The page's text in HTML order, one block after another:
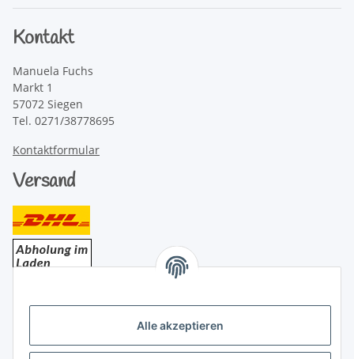
Alle akzeptieren
Kontakt
Manuela Fuchs
Markt 1
57072 Siegen
Tel. 0271/38778695
Kontaktformular
Versand